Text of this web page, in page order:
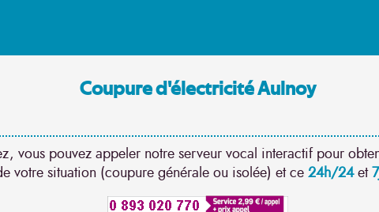
Coupure d'électricité Aulnoy
vous pouvez appeler notre serveur vocal interactif pour
votre situation (coupure générale ou isolée) et ce 24h/24et